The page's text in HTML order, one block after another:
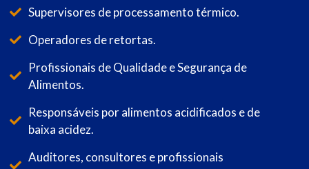
Supervisores de processamento térmico.
Operadores de retortas.
Profissionais de Qualidade e Segurança de
Alimentos.
Responsáveis por alimentos acidificados e de
baixa acidez.
Auditores, consultores e profissionais